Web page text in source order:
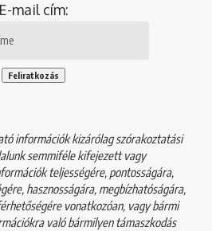
E-mail cím:
információk kizárólag szórakoztatási
semmiféle kifejezett vagy
teljességére, pontosságára,
hasznosságára, megbízhatóságára,
vonatkozóan, vagy bármi
való bármilyen támaszkodás